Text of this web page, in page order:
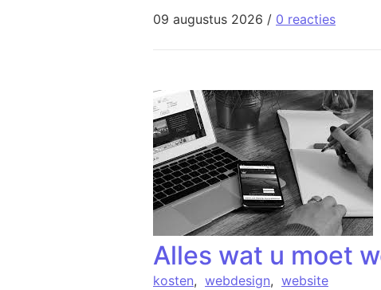
09 augustus 2026 / 0 reacties
Alles wat u moet
kosten, webdesign, website